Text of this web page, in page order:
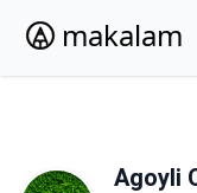
makalam
Agoyli